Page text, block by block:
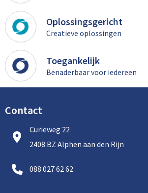
Oplossingsgericht
Creatieve oplossingen
Toegankelijk
Benaderbaar voor iedereen
Contact
Curieweg 22
2408 BZ Alphen aan den Rijn
088 027 62 62